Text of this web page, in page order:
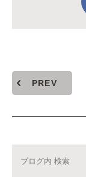
PREV